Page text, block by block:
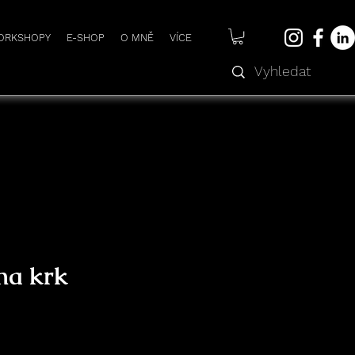
E-SHOP O MNĚ VÍCE
krk